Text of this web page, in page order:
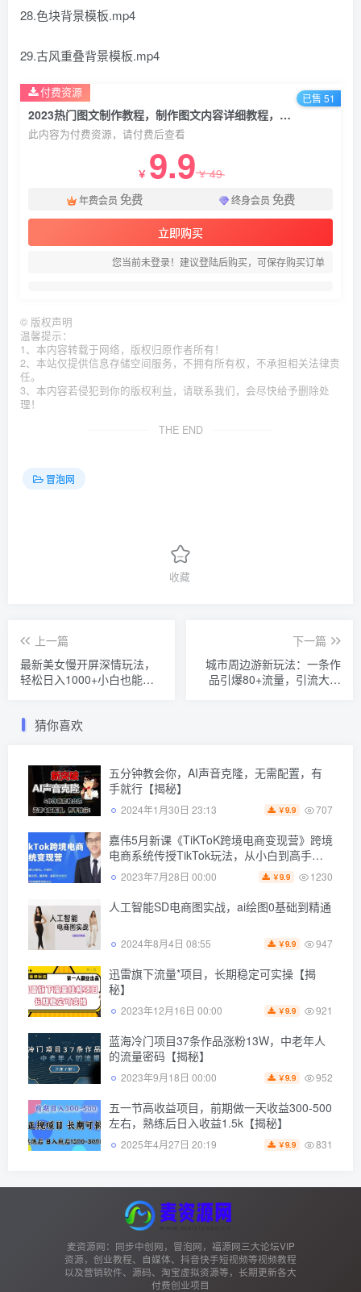
28.色块背景模板.mp4
29.古风重叠背景模板.mp4
2023热门图文制作教程，制作图文内容详细教程，新手必看
此内容为付费资源，请付费后查看
￥ 9.9￥49
年费会员 免费 终身会员 免费
立即购买
您当前未登录！建议登陆后购买，可保存购买订单
付费资源 已售 51
© 版权声明
温馨提示：
1、本内容转载于网络，版权归原作者所有！
2、本站仅提供信息存储空间服务，不拥有所有权，不承担相关法律责
任。
3、本内容若侵犯到你的版权利益，请联系我们，会尽快给予删除处
理！
THE END
冒泡网
收藏
上一篇
最新美女慢开屏深情玩法，
轻松日入1000+小白也能批
下一篇
城市周边游新玩法：一条作
品引爆80+流量，引流大赚
猜你喜欢
五分钟教会你，AI声音克隆，无需配置，有
手就行【揭秘】
2024年1月30日 23:13 ￥9.9 707
嘉伟5月新课《TiKToK跨境电商变现营》跨境
电商系统传授TikTok玩法，从小白到高手，*
的电商实战课程
2023年7月28日 00:00 ￥9.9 1230
人工智能SD电商图实战，ai绘图0基础到精通
2024年8月4日 08:55 ￥9.9 947
迅雷旗下流量*项目，长期稳定可实操【揭
秘】
2023年12月16日 00:00 ￥9.9 921
蓝海冷门项目37条作品涨粉13W，中老年人
的流量密码【揭秘】
2023年9月18日 00:00 ￥9.9 952
五一节高收益项目，前期做一天收益300-500
左右，熟练后日入收益1.5k【揭秘】
2025年4月27日 20:19 ￥9.9 831
麦资源网：同步中创网，冒泡网，福源网三大论坛VIP
资源，创业教程、自媒体、抖音快手短视频等视频教程
以及营销软件、源码、淘宝虚拟资源等，长期更新各大
付费创业项目